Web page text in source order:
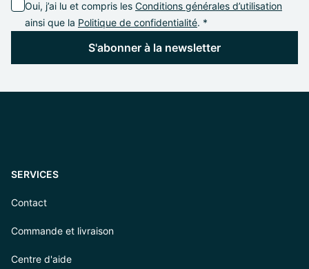
Oui, j’ai lu et compris les Conditions générales d’utilisation
ainsi que la Politique de confidentialité. *
S'abonner à la newsletter
SERVICES
Contact
Commande et livraison
Centre d'aide